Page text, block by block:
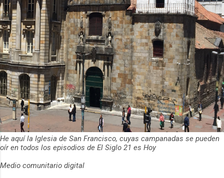
He aquí la Iglesia de San Francisco, cuyas campanadas se pueden
oír en todos los episodios de El Siglo 21 es Hoy
Medio comunitario digital